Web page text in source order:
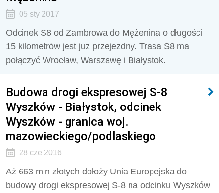
05 sty 2017
Odcinek S8 od Zambrowa do Mężenina o długości
15 kilometrów jest już przejezdny. Trasa S8 ma
połączyć Wrocław, Warszawę i Białystok.
Budowa drogi ekspresowej S-8
Wyszków - Białystok, odcinek
Wyszków - granica woj.
mazowieckiego/podlaskiego
28 cze 2016
Aż 663 mln złotych dołoży Unia Europejska do
budowy drogi ekspresowej S-8 na odcinku Wyszków